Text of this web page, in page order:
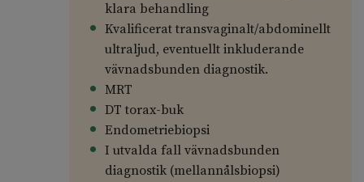
klara behandling
Kvalificerat transvaginalt/abdominellt
ultraljud, eventuellt inkluderande
vävnadsbunden diagnostik.
MRT
DT torax-buk
Endometriebiopsi
I utvalda fall vävnadsbunden
diagnostik (mellannålsbiopsi)